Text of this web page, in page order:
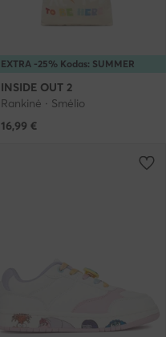
EXTRA -25% Kodas: SUMMER
INSIDE OUT 2
Rankinė · Smėlio
16,99 €